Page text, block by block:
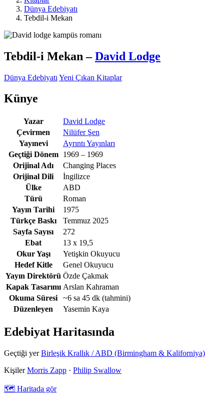
Dünya Edebiyatı
Tebdil-i Mekan
Tebdil-i Mekan–David Lodge
Dünya Edebiyatı Yeni Çıkan Kitaplar
Künye
Yazar
David Lodge
Çevirmen
Nilüfer Şen
Yayınevi
Ayrıntı Yayınları
Geçtiği Dönem
1969 – 1969
Orijinal Adı
Changing Places
Orijinal Dili
İngilizce
Ülke
ABD
Türü
Roman
Yayın Tarihi
1975
Türkçe Baskı
Temmuz 2025
Sayfa Sayısı
272
Ebat
13 x 19,5
Okur Yaşı
Yetişkin Okuyucu
Hedef Kitle
Genel Okuyucu
Yayın Direktörü Özde Çakmak
Kapak Tasarımı Arslan Kahraman
Okuma Süresi
~6 sa 45 dk (tahmini)
Düzenleyen
Yasemin Kaya
Edebiyat Haritasında
Geçtiği yer Birleşik Krallık / ABD (Birmingham & Kaliforniya)
Kişiler Morris Zapp · Philip Swallow
🗺️ Haritada gör